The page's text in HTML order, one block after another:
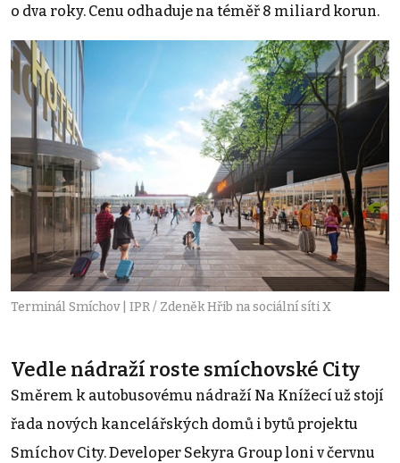
o dva roky. Cenu odhaduje na téměř 8 miliard korun.
Terminál Smíchov | IPR / Zdeněk Hřib na sociální síti X
Vedle nádraží roste smíchovské City
Směrem k autobusovému nádraží Na Knížecí už stojí
řada nových kancelářských domů i bytů projektu
Smíchov City. Developer Sekyra Group loni v červnu